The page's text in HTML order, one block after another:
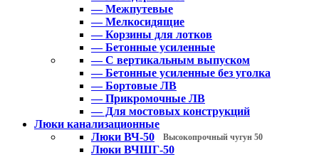
— Межпутевые
— Мелкосидящие
— Корзины для лотков
— Бетонные усиленные
— С вертикальным выпуском
— Бетонные усиленные без уголка
— Бортовые ЛВ
— Прикромочные ЛВ
— Для мостовых конструкций
Люки канализационные
Люки ВЧ-50
Высокопрочный чугун 50
Люки ВЧШГ-50